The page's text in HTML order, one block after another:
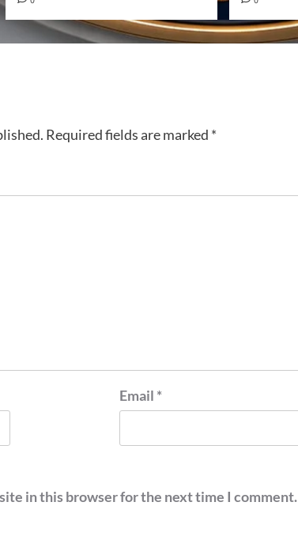
Required fields are marked *
Email *
in this browser for the next time I comment.